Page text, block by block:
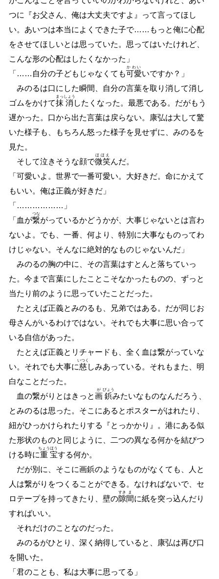
つに『お父さん、俺は大丈夫ですよ』って言ってほし
い。あいつは本当によくできた子で… … もっと俺に心配
をさせてほしいとは思っていた。思ってはいたけれど、
こんな形の心配はしたくなかった」
「 … … 自分の子どもじゃなくても可愛
かわい
いですか？」
みのるは口にした瞬間、自分の言葉を取り消して消し
ゴムをかけて抹
まっ
消
しょう
したくなった。最悪である。だがもう
遅かった。口から出た言葉は戻らない。康弘は大して驚
いた様子も、もちろん怒った様子を見せずに、みのるを
見た。
そして泣きそうな顔で微笑
ほほえ
んだ。
「可愛いよ。世界で一番可愛い。大好きだ。命にかえて
もいい。俺は正義が好きだ」
「 … … … … … … 」
「血が繋
つな
がっているかどうかが、大事じゃないとは言わ
ないよ。でも、一番、何より、特別に大事なものってわ
けじゃない。そんなに絶対的なものじゃないんだ」
みのるの胸の中に、その言葉はすとんと落ちていっ
た。今まで言葉にしたことこそなかったものの、ずっと
当たり前のように思っていたことだった。
たとえば正義とみのるも、兄弟ではある。だが同じお
母さんがいるわけではない。それでも大事に思い合って
いる自信があった。
たとえば正義とリチャードも、全く血は繋がっていな
い。それでも大事に慈
いつく
しみあっている。それもまた、明
白なことだった。
血の繋がりとはきっと画
が
鋲
びょう
みたいなものなんだろう、
とみのるは思った。そこにあるとポスターがはれたり、
紐がひっかけられたりする『とっかかり』。港にある似
た形状のものと同じように、二つの異なる何かを結びつ
ける時に重
ちょう
宝
ほう
する何か。
だが別に、そこに画鋲のようなものがなくても、人と
人は繋がりをつくることができる。なければないで、セ
ロテープを持ってきたり、壁の隙
すき
間
ま
に紙を突っ込んだり
すればいい。
それだけのことなのだった。
みのるがひとり、深く納得していると、康弘は再び口
を開いた。
「君のことも、私は大事に思ってる」